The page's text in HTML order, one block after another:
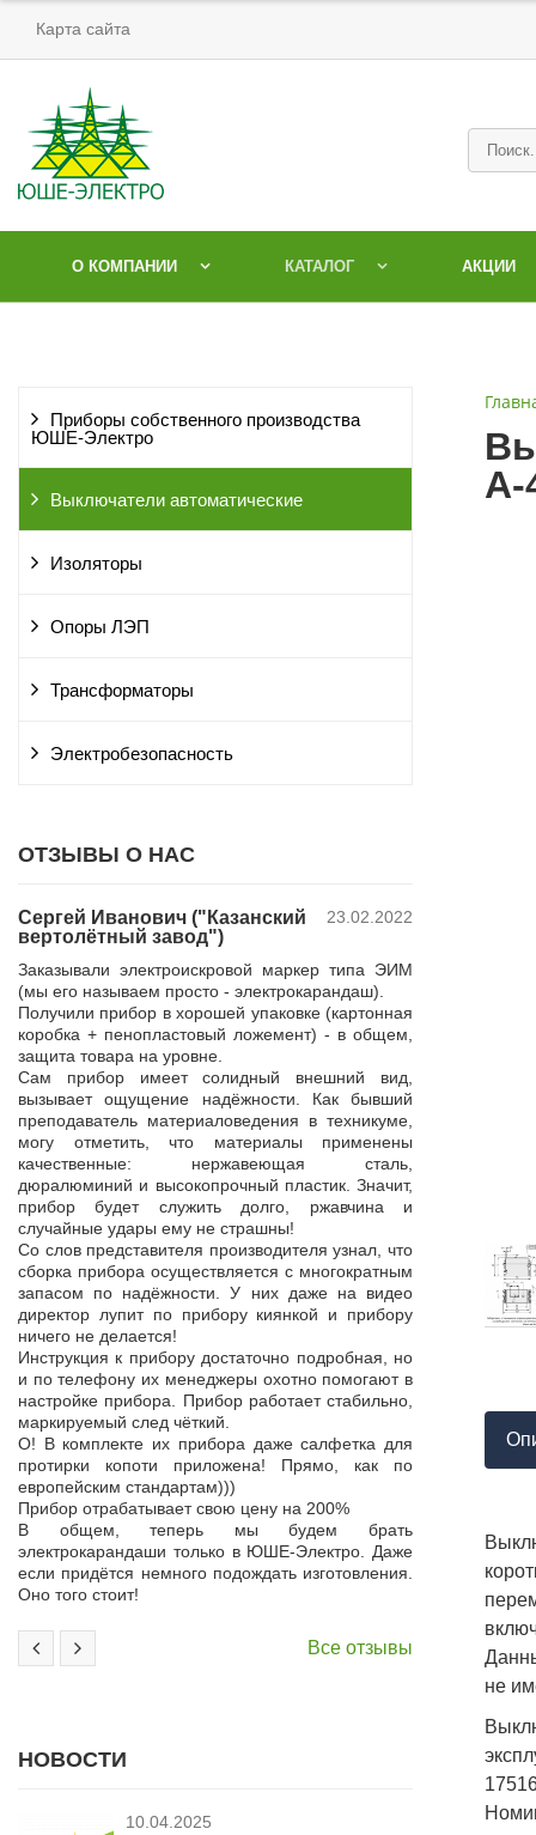
Карта сайта
О КОМПАНИИ КАТАЛОГ АКЦИИ
Приборы собственного производства
ЮШЕ-Электро
Выключатели автоматические
Изоляторы
Опоры ЛЭП
Трансформаторы
Электробезопасность
ОТЗЫВЫ О НАС
Сергей Иванович ("Казанский
вертолётный завод")
23.02.2022
Заказывали электроискровой маркер типа ЭИМ
(мы его называем просто - электрокарандаш).
Получили прибор в хорошей упаковке (картонная
коробка + пенопластовый ложемент) - в общем,
защита товара на уровне.
Сам прибор имеет солидный внешний вид,
вызывает ощущение надёжности. Как бывший
преподаватель материаловедения в техникуме,
могу отметить, что материалы применены
качественные: нержавеющая сталь,
дюралюминий и высокопрочный пластик. Значит,
прибор будет служить долго, ржавчина и
случайные удары ему не страшны!
Со слов представителя производителя узнал, что
сборка прибора осуществляется с многократным
запасом по надёжности. У них даже на видео
директор лупит по прибору киянкой и прибору
ничего не делается!
Инструкция к прибору достаточно подробная, но
и по телефону их менеджеры охотно помогают в
настройке прибора. Прибор работает стабильно,
маркируемый след чёткий.
О! В комплекте их прибора даже салфетка для
протирки копоти приложена! Прямо, как по
европейским стандартам)))
Прибор отрабатывает свою цену на 200%
В общем, теперь мы будем брать
электрокарандаши только в ЮШЕ-Электро. Даже
если придётся немного подождать изготовления.
Оно того стоит!
Владимир
Компания
110 кВ для
Продукция
Наоборот,
качества,
На
впервые
Приятно
поставщиком!
Все отзывы
НОВОСТИ
10.04.2025
А-
не